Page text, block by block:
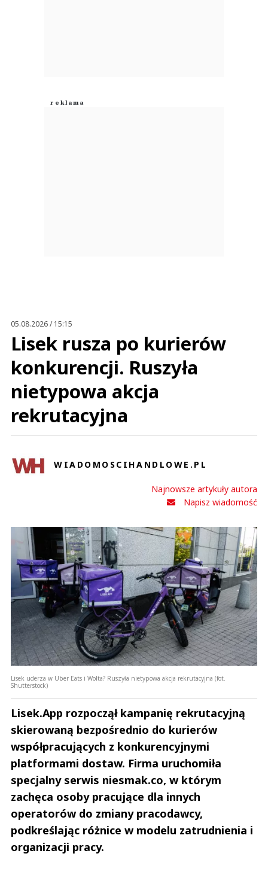
05.08.2026 / 15:15
Lisek rusza po kurierów
konkurencji. Ruszyła
nietypowa akcja
rekrutacyjna
WIADOMOSCIHANDLOWE.PL
Najnowsze artykuły autora
Napisz wiadomość
Lisek uderza w Uber Eats i Wolta? Ruszyła nietypowa akcja rekrutacyjna (fot.
Shutterstock)
Lisek.App rozpoczął kampanię rekrutacyjną
skierowaną bezpośrednio do kurierów
współpracujących z konkurencyjnymi
platformami dostaw. Firma uruchomiła
specjalny serwis niesmak.co, w którym
zachęca osoby pracujące dla innych
operatorów do zmiany pracodawcy,
podkreślając różnice w modelu zatrudnienia i
organizacji pracy.